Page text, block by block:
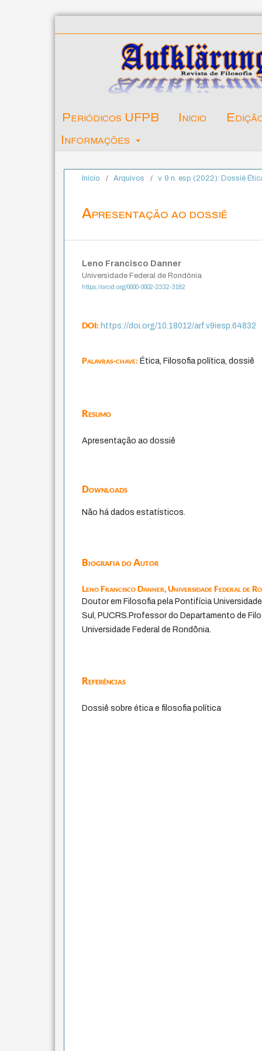
Periódicos UFPB Inicio
Informações
Início / Arquivos / v. 9 n. esp (2022): Dossiê
Apresentação ao dossiê
Leno Francisco Danner
Universidade Federal de Rondônia
https://orcid.org/0000-0002-2332-3182
DOI:https://doi.org/10.18012/arf.v9iesp.64832
Palavras-chave:Ética, Filosofia política, dossiê
Resumo
Apresentação ao dossiê
Downloads
Não há dados estatísticos.
Biografia do Autor
Leno Francisco Danner,Universidade Federal de
Doutor em Filosofia pela Pontifícia
Sul, PUCRS.Professor do Departamento de
Universidade Federal de Rondônia.
Referências
Dossiê sobre ética e filosofia política